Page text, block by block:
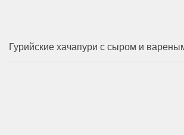
Гурийские хачапури с сыром и